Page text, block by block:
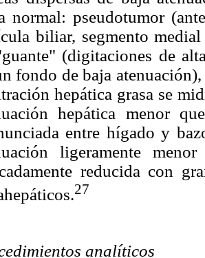
normal: pseudotumor
biliar, segmento
(digitaciones de
fondo de baja
hepática grasa se
hepática menor
entre hígado y
ligeramente
reducida con
27
analíticos